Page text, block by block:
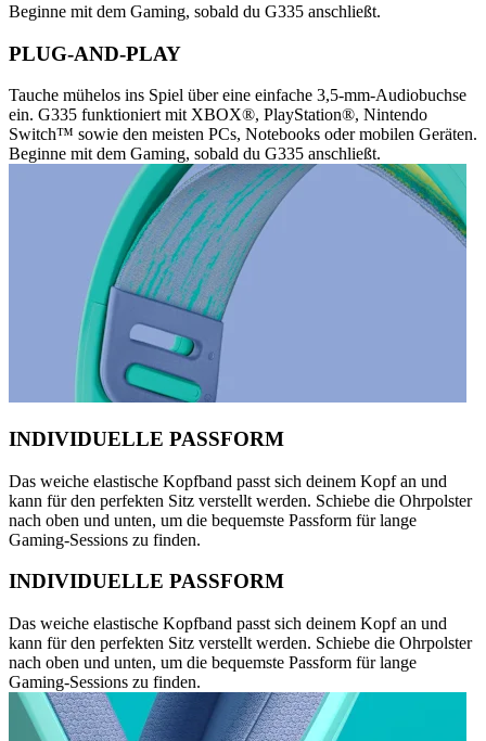
Beginne mit dem Gaming, sobald du G335 anschließt.
PLUG-AND-PLAY
Tauche mühelos ins Spiel über eine einfache 3,5-mm-Audiobuchse
ein. G335 funktioniert mit XBOX®, PlayStation®, Nintendo
Switch™ sowie den meisten PCs, Notebooks oder mobilen Geräten.
Beginne mit dem Gaming, sobald du G335 anschließt.
INDIVIDUELLE PASSFORM
Das weiche elastische Kopfband passt sich deinem Kopf an und
kann für den perfekten Sitz verstellt werden. Schiebe die Ohrpolster
nach oben und unten, um die bequemste Passform für lange
Gaming-Sessions zu finden.
INDIVIDUELLE PASSFORM
Das weiche elastische Kopfband passt sich deinem Kopf an und
kann für den perfekten Sitz verstellt werden. Schiebe die Ohrpolster
nach oben und unten, um die bequemste Passform für lange
Gaming-Sessions zu finden.